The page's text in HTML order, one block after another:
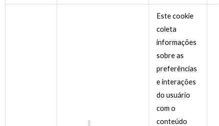
Este cookie
coleta
informações
sobre as
preferências
e interações
do usuário
com o
conteúdo